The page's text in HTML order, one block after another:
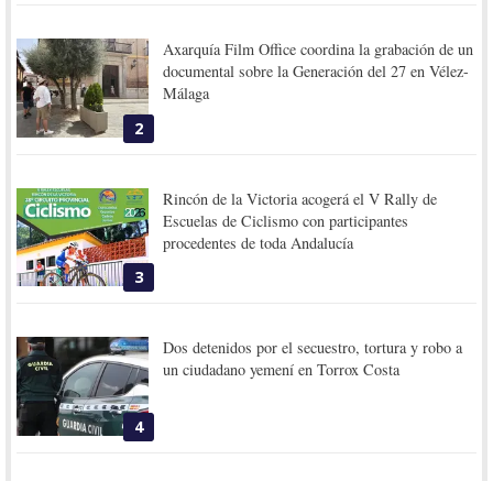
2
Axarquía Film Office coordina la grabación de un
documental sobre la Generación del 27 en Vélez-
Málaga
3
Rincón de la Victoria acogerá el V Rally de
Escuelas de Ciclismo con participantes
procedentes de toda Andalucía
4
Dos detenidos por el secuestro, tortura y robo a
un ciudadano yemení en Torrox Costa